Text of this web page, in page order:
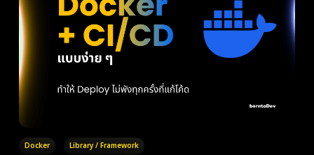
Docker Library / Framework